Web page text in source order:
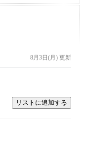
8月3日(月) 更新
リストに追加する